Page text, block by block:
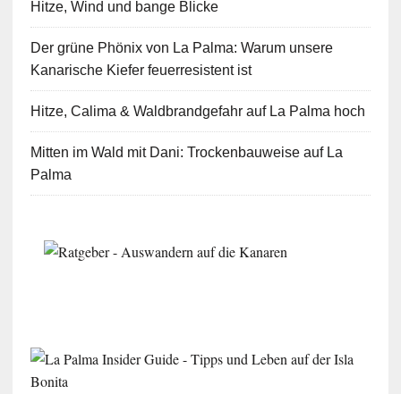
Hitze, Wind und bange Blicke
Der grüne Phönix von La Palma: Warum unsere
Kanarische Kiefer feuerresistent ist
Hitze, Calima & Waldbrandgefahr auf La Palma hoch
Mitten im Wald mit Dani: Trockenbauweise auf La
Palma